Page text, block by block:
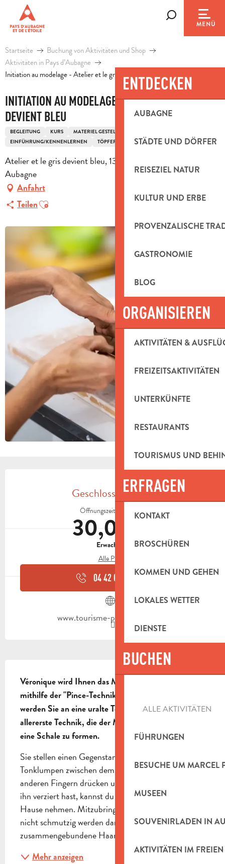
contenu
principal
MENÜ
ENTDECKEN
AUBAGNE
STÄDTE UND DÖRFER
REISEZIEL NATUR
KULTUR UND ERBE
PROVENZALISCHE
GASTRONOMIE
BLOG
ORGANISIEREN
AKTIVITÄTEN &
FREIZEITSAKTIVITÄTEN
UNTERKÜNFTE
RESTAURANTS
TOURISMUS UND
ERFRAGEN
KONTAKT
BROSCHÜREN
KOMMEN UND GEHEN
LOKALES WETTER
DIENSTE
BUCHEN
ALLE AKTIVITÄTEN
FÜHRUNGEN
BESUCHE UM MARCEL
MUSEEN
SOUVENIRLADEN IN
AKTIVITÄTEN IM FREIEN
Startseite
Buchung von Aktivitäten und Shop
Aktivitäten in Pays d’Aubagne
Initiation au modelage - Atelier et le gris devient bleu
INITIATION AU MODELAGE - ATELIER ET LE GRIS
DEVIENT BLEU
BEGLEITUNG KURS MATERIEL GESTELLT
EINFÜHRUNG/KENNENLERNEN
TÖPFEREI
Atelier et le gris devient bleu, 13 rue Rastègue, 13400
Aubagne
Anfahrt
TeilenAjouter aux favoris
ÖFFNUNGSZEITEN &
Geschlossen heute
Öffnungszeiten ansehen
30,00 €
Erwachsene
Alle Preise
04 42 03 49▒▒
www.tourisme-paysdaubagne.fr
Véronique wird Ihnen das Modellieren von Ton
mithilfe der "Pince-Technik" näher bringen. So
werden Sie an eine uralte Technik anknüpfen, die
allererste Technik, die der Mensch benutzt hat, um
eine Schale zu formen.
Sie stellen einen Gegenstand her, indem Sie einen
Tonklumpen zwischen dem Daumen und den
anderen Fingern drücken und kneifen. Nachdem du
ihn verziert hast, kannst du dein Werk mit nach
Hause nehmen. Mitzubringen sind: Kleidung, die
nicht schmutzig werden darf, lange,
zusammengebundene Haare und...
Mehr anzeigen